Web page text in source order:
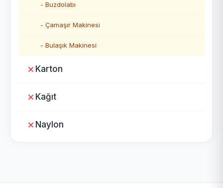
- Buzdolabı
- Çamaşır Makinesi
- Bulaşık Makinesi
Karton
Kağıt
Naylon